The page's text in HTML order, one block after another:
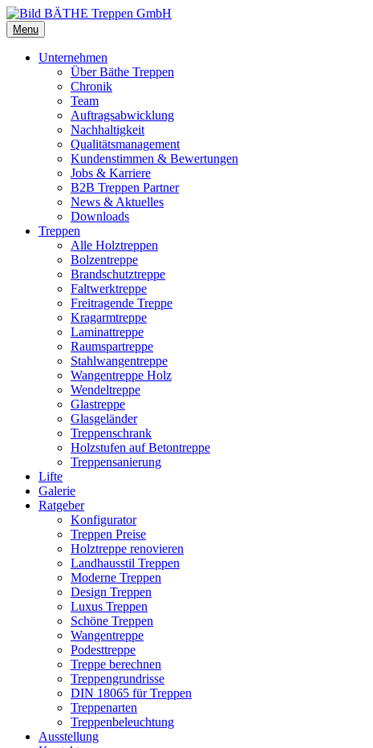
Menu
Unternehmen
Über Bäthe Treppen
Chronik
Team
Auftragsabwicklung
Nachhaltigkeit
Qualitätsmanagement
Kundenstimmen & Bewertungen
Jobs & Karriere
B2B Treppen Partner
News & Aktuelles
Downloads
Treppen
Alle Holztreppen
Bolzentreppe
Brandschutztreppe
Faltwerktreppe
Freitragende Treppe
Kragarmtreppe
Laminattreppe
Raumspartreppe
Stahlwangentreppe
Wangentreppe Holz
Wendeltreppe
Glastreppe
Glasgeländer
Treppenschrank
Holzstufen auf Betontreppe
Treppensanierung
Lifte
Galerie
Ratgeber
Konfigurator
Treppen Preise
Holztreppe renovieren
Landhausstil Treppen
Moderne Treppen
Design Treppen
Luxus Treppen
Schöne Treppen
Wangentreppe
Podesttreppe
Treppe berechnen
Treppengrundrisse
DIN 18065 für Treppen
Treppenarten
Treppenbeleuchtung
Ausstellung